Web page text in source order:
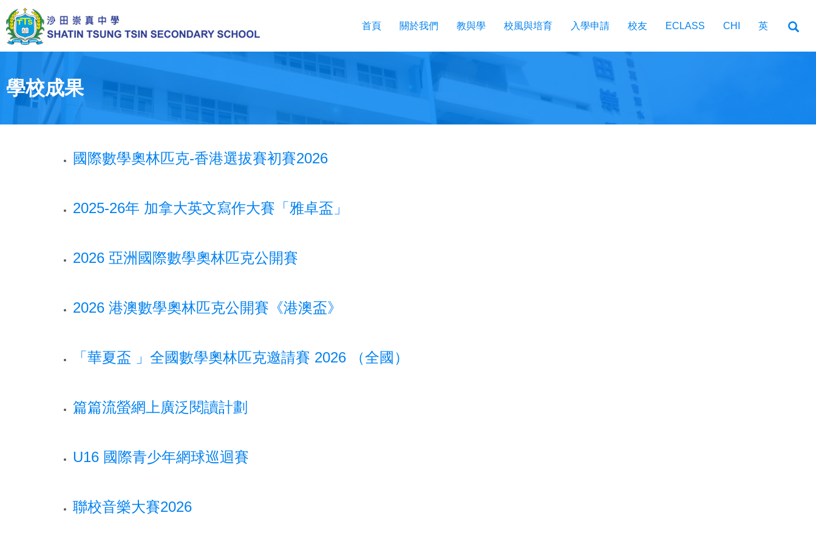
main
content
首頁 關於我們 教與學 校風與培育 入學申請 校友 ECLASS CHI 英
學校成果
國際數學奧林匹克-香港選拔賽初賽2026
2025-26年 加拿大英文寫作大賽「雅卓盃」
2026 亞洲國際數學奧林匹克公開賽
2026 港澳數學奧林匹克公開賽《港澳盃》
「華夏盃 」全國數學奧林匹克邀請賽 2026 （全國）
篇篇流螢網上廣泛閱讀計劃
U16 國際青少年網球巡迴賽
聯校音樂大賽2026